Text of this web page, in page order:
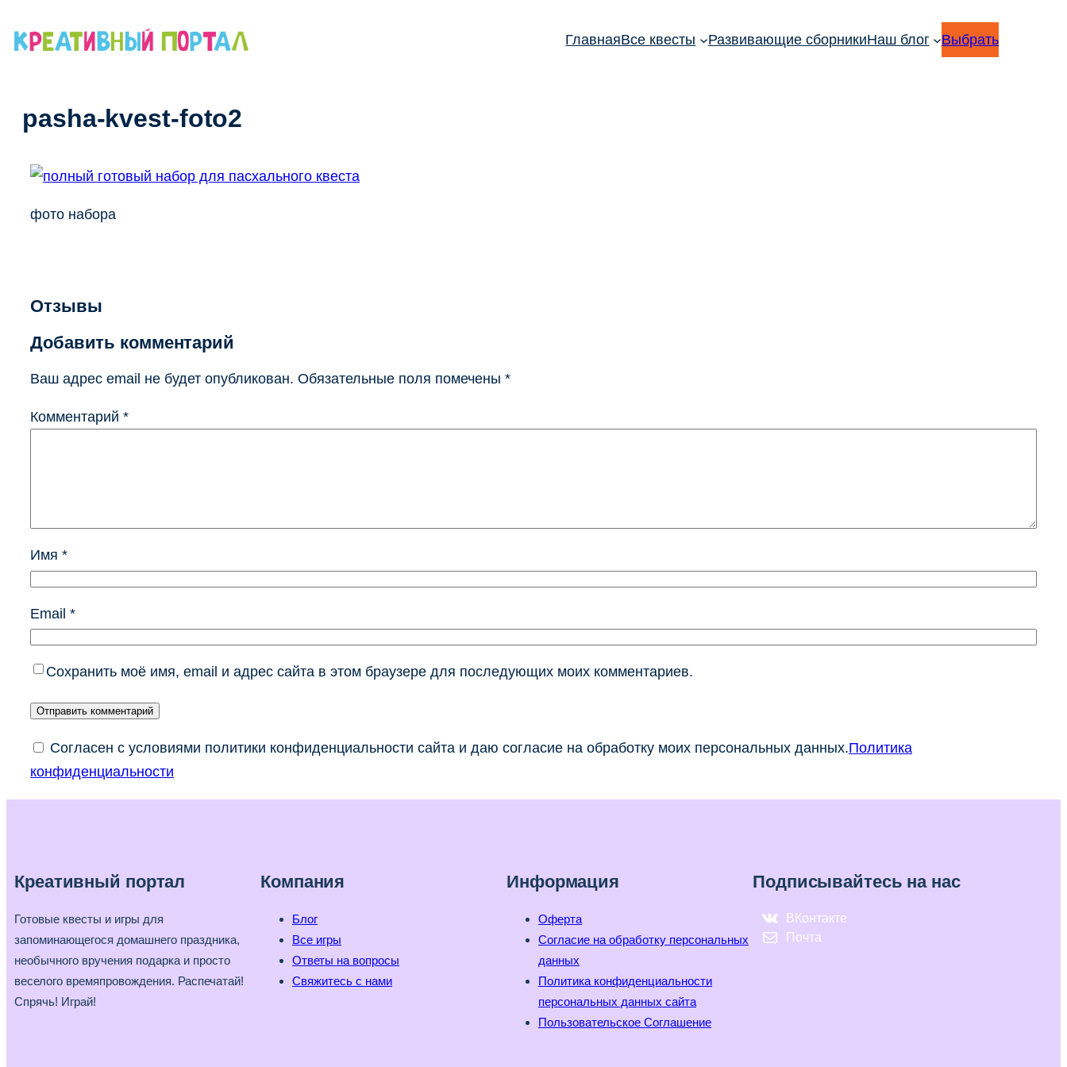
ГлавнаяВсе квесты Развивающие сборникиНаш блог Выбрать
pasha-kvest-foto2
фото набора
Отзывы
Добавить комментарий
Ваш адрес email не будет опубликован. Обязательные поля помечены *
Комментарий *
Имя *
Email *
Сохранить моё имя, email и адрес сайта в этом браузере для последующих моих комментариев.
Согласен с условиями политики конфиденциальности сайта и даю согласие на обработку моих персональных данных.Политика
конфиденциальности
Креативный портал
Готовые квесты и игры для
запоминающегося домашнего праздника,
необычного вручения подарка и просто
веселого времяпровождения. Распечатай!
Спрячь! Играй!
Компания
Блог
Все игры
Ответы на вопросы
Свяжитесь с нами
Информация
Оферта
Согласие на обработку персональных
данных
Политика конфиденциальности
персональных данных сайта
Пользовательское Соглашение
Подписывайтесь на нас
ВКонтакте
Почта